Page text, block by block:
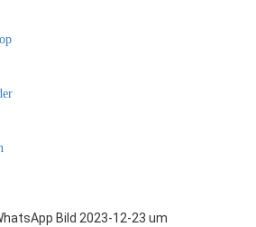
Bild 2023-12-23 um